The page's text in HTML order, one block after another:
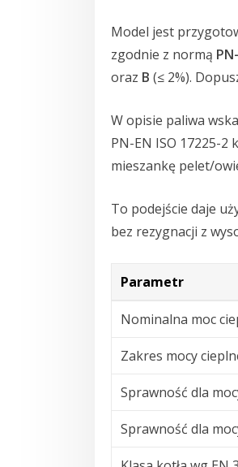
Model jest
zgodnie z normą
oraz B (≤ 2%).
W opisie paliwa
PN-EN ISO 17225-2
mieszankę pelet/
To podejście daje
bez rezygnacji z
Parametr
Nominalna moc
Zakres mocy
Sprawność dla
Sprawność dla